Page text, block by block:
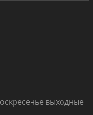
выходные